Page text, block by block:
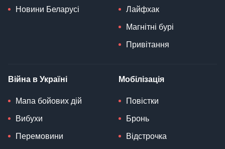
Новини Беларусі Лайфхак
Магнітні бурі
Привітання
Війна в Україні
Мапа бойових дій
Вибухи
Перемовини
Мобілізація
Повістки
Бронь
Відстрочка